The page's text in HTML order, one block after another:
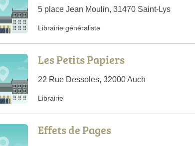
5 place Jean Moulin, 31470 Saint-Lys
Librairie généraliste
Les Petits Papiers
22 Rue Dessoles, 32000 Auch
Librairie
Effets de Pages